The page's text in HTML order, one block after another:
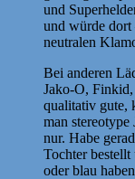
und
und würde dort
neutralen
Bei anderen
Jako-O,
qualitativ gute,
man
nur. Habe
Tochter
oder blau